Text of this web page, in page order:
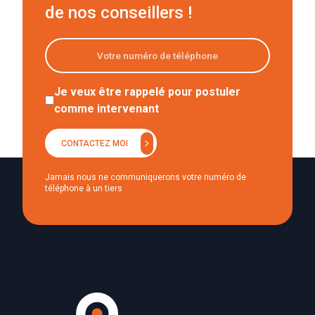
de nos conseillers !
Je veux être rappelé pour postuler
comme intervenant
CONTACTEZ MOI chevron_right
Jamais nous ne communiquerons votre numéro de
téléphone à un tiers